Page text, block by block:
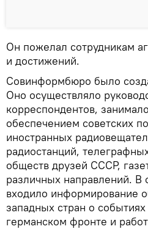
Он пожелал сотрудникам
и достижений.
Совинформбюро было
Оно осуществляло
корреспондентов,
обеспечением советских
иностранных
радиостанций,
обществ друзей СССР,
различных направлений. В
входило информирование
западных стран о
германском фронте и